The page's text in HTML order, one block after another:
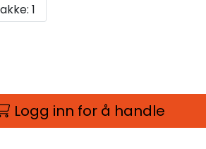
1
Logg inn for å handle